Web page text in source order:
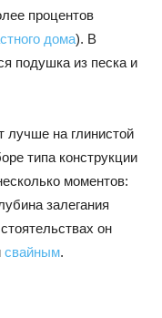
процентов
дома). В
подушка из песка и
лучше на глинистой
типа конструкции
моментов:
залегания
он
свайным.